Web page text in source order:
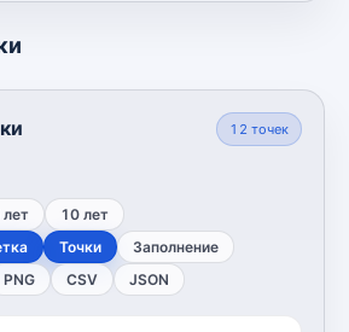
12 точек
лет 10 лет
Точки Заполнение
PNG CSV JSON